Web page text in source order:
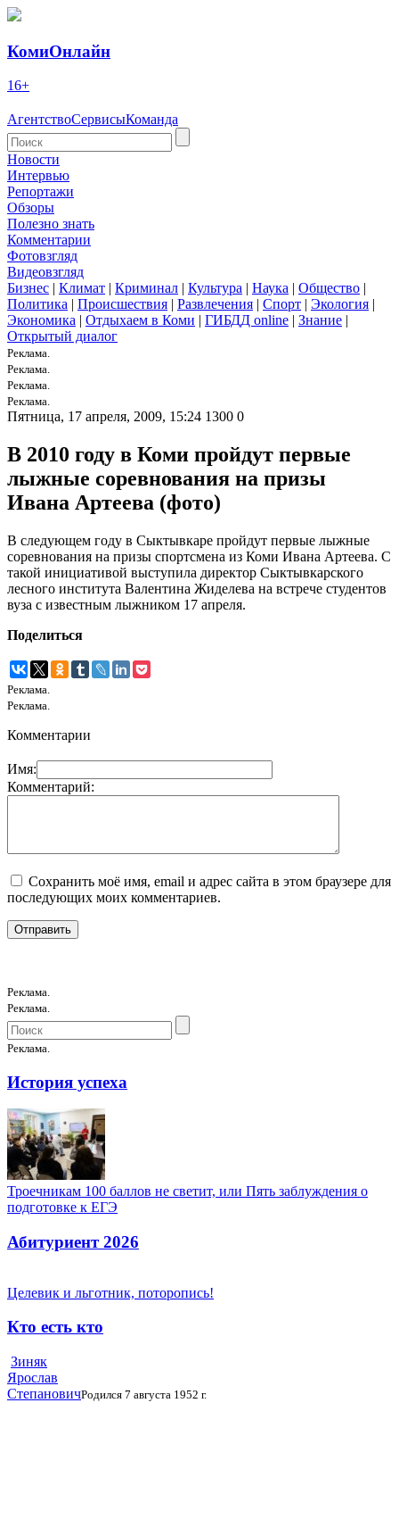
КомиОнлайн
16+
АгентствоСервисыКоманда
Новости
Интервью
Репортажи
Обзоры
Полезно знать
Комментарии
Фотовзгляд
Видеовзгляд
Бизнес | Климат | Криминал | Культура | Наука | Общество |
Политика | Происшествия | Развлечения | Спорт | Экология |
Экономика | Отдыхаем в Коми | ГИБДД online | Знание |
Открытый диалог
Реклама.
Реклама.
Реклама.
Реклама.
Пятница, 17 апреля, 2009, 15:24 1300 0
В 2010 году в Коми пройдут первые
лыжные соревнования на призы
Ивана Артеева (фото)
В следующем году в Сыктывкаре пройдут первые лыжные
соревнования на призы спортсмена из Коми Ивана Артеева. С
такой инициативой выступила директор Сыктывкарского
лесного института Валентина Жиделева на встрече студентов
вуза с известным лыжником 17 апреля.
Поделиться
Реклама.
Реклама.
Комментарии
Имя:
Комментарий:
Сохранить моё имя, email и адрес сайта в этом браузере для
последующих моих комментариев.
Реклама.
Реклама.
Реклама.
История успеха
Троечникам 100 баллов не светит, или Пять заблуждения о
подготовке к ЕГЭ
Абитуриент 2026
Целевик и льготник, поторопись!
Кто есть кто
Зиняк
Ярослав
СтепановичРодился 7 августа 1952 г.